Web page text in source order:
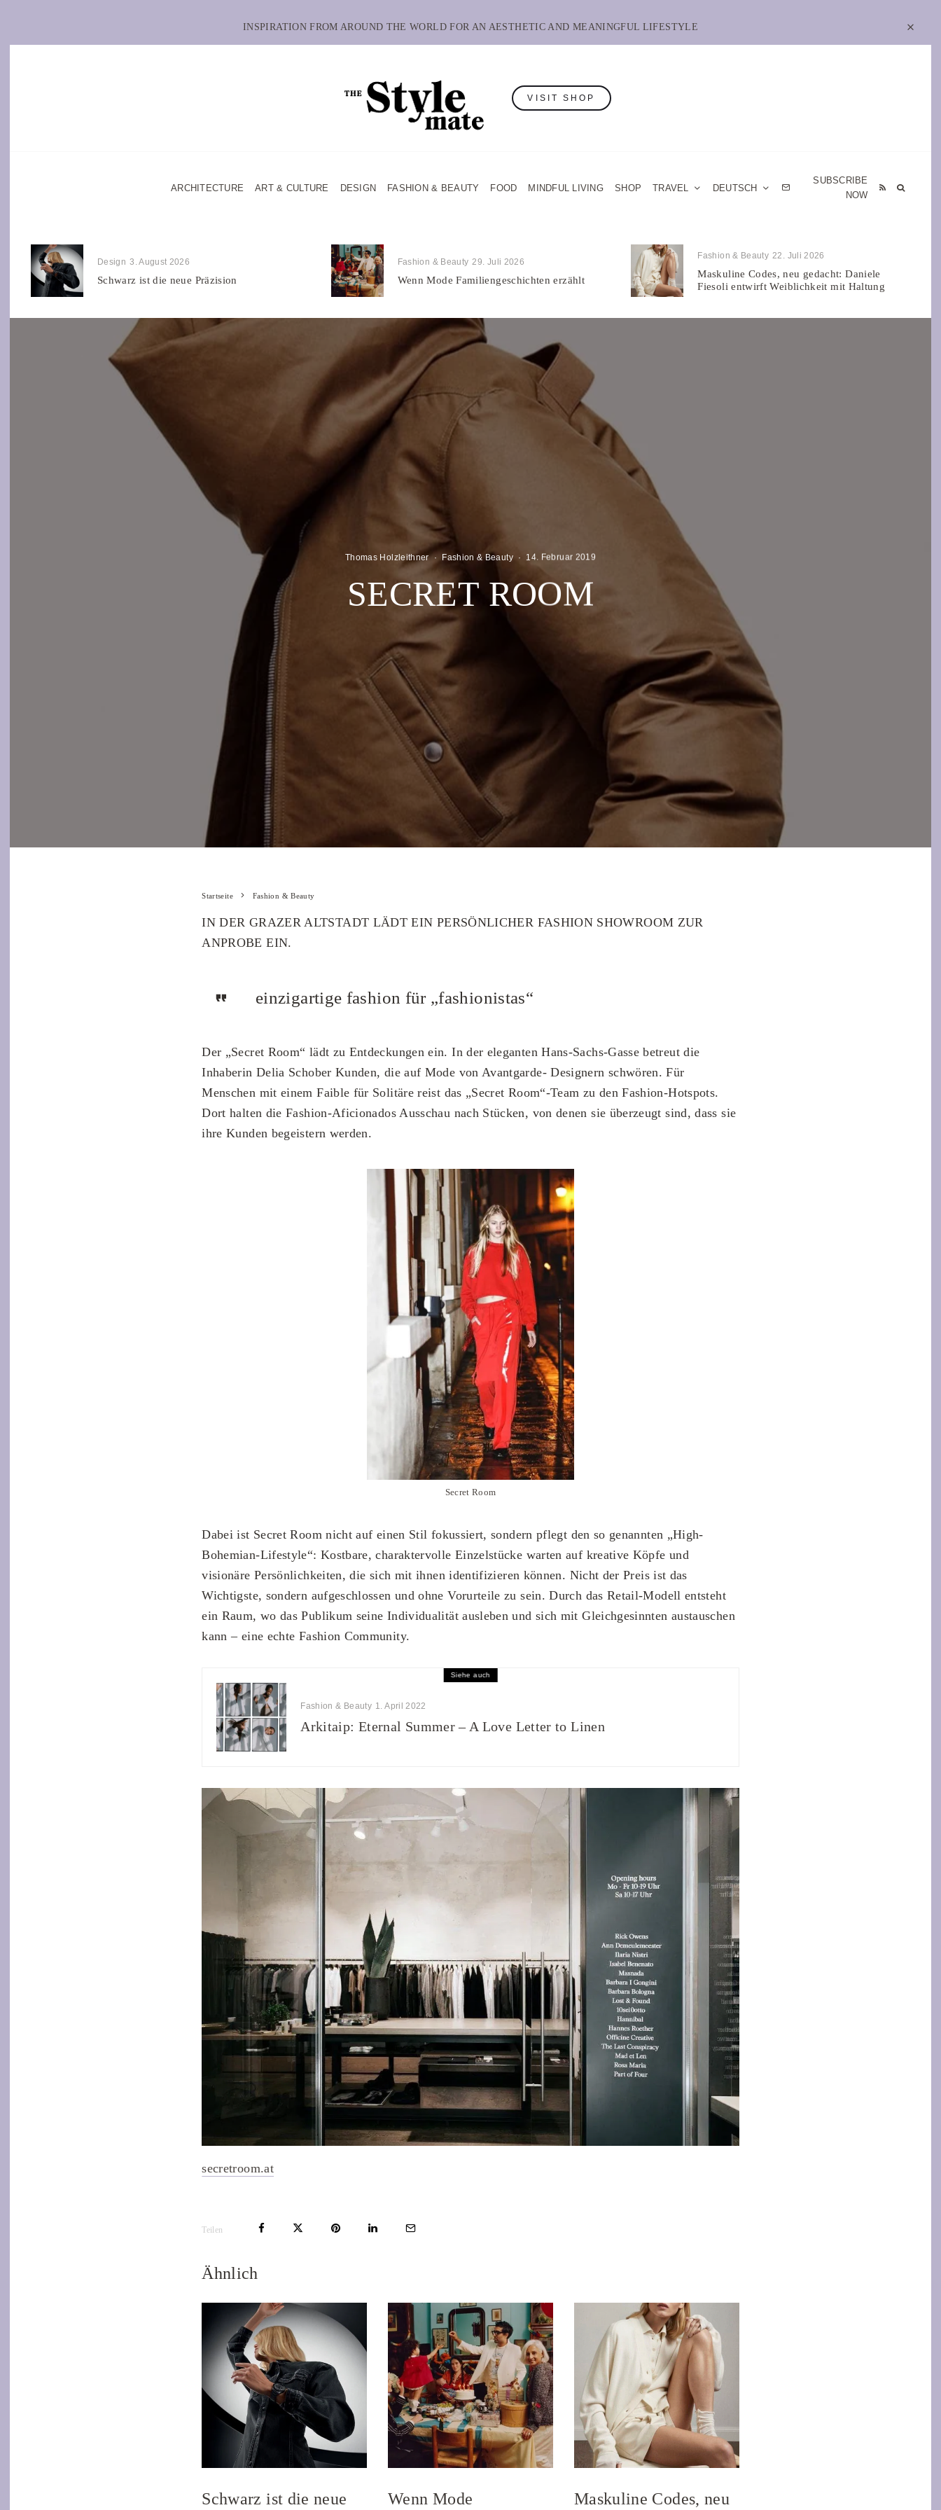
INSPIRATION FROM AROUND THE WORLD FOR AN AESTHETIC AND MEANINGFUL LIFESTYLE
VISIT SHOP
ARCHITECTURE ART & CULTURE DESIGN FASHION & BEAUTY FOOD MINDFUL LIVING SHOP TRAVEL DEUTSCH
SUBSCRIBE
NOW
Design 3. August 2026
Schwarz ist die neue Präzision
Fashion & Beauty 29. Juli 2026
Wenn Mode Familiengeschichten erzählt
Fashion & Beauty 22. Juli 2026
Maskuline Codes, neu gedacht: Daniele
Fiesoli entwirft Weiblichkeit mit Haltung
Thomas Holzleithner · Fashion & Beauty · 14. Februar 2019
SECRET ROOM
Startseite Fashion & Beauty
IN DER GRAZER ALTSTADT LÄDT EIN PERSÖNLICHER FASHION SHOWROOM ZUR
ANPROBE EIN.
einzigartige fashion für „fashionistas“
Der „Secret Room“ lädt zu Entdeckungen ein. In der eleganten Hans-Sachs-Gasse betreut die
Inhaberin Delia Schober Kunden, die auf Mode von Avantgarde- Designern schwören. Für
Menschen mit einem Faible für Solitäre reist das „Secret Room“-Team zu den Fashion-Hotspots.
Dort halten die Fashion-Aficionados Ausschau nach Stücken, von denen sie überzeugt sind, dass sie
ihre Kunden begeistern werden.
Secret Room
Dabei ist Secret Room nicht auf einen Stil fokussiert, sondern pflegt den so genannten „High-
Bohemian-Lifestyle“: Kostbare, charaktervolle Einzelstücke warten auf kreative Köpfe und
visionäre Persönlichkeiten, die sich mit ihnen identifizieren können. Nicht der Preis ist das
Wichtigste, sondern aufgeschlossen und ohne Vorurteile zu sein. Durch das Retail-Modell entsteht
ein Raum, wo das Publikum seine Individualität ausleben und sich mit Gleichgesinnten austauschen
kann – eine echte Fashion Community.
Siehe auch
Fashion & Beauty 1. April 2022
Arkitaip: Eternal Summer – A Love Letter to Linen
secretroom.at
Teilen
Ähnlich
Schwarz ist die neue
Wenn Mode
Maskuline Codes, neu